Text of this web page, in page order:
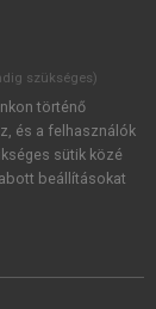
szotar.netés a
szükséges)
történő
és a felhasználók
sütik közé
beállításokat